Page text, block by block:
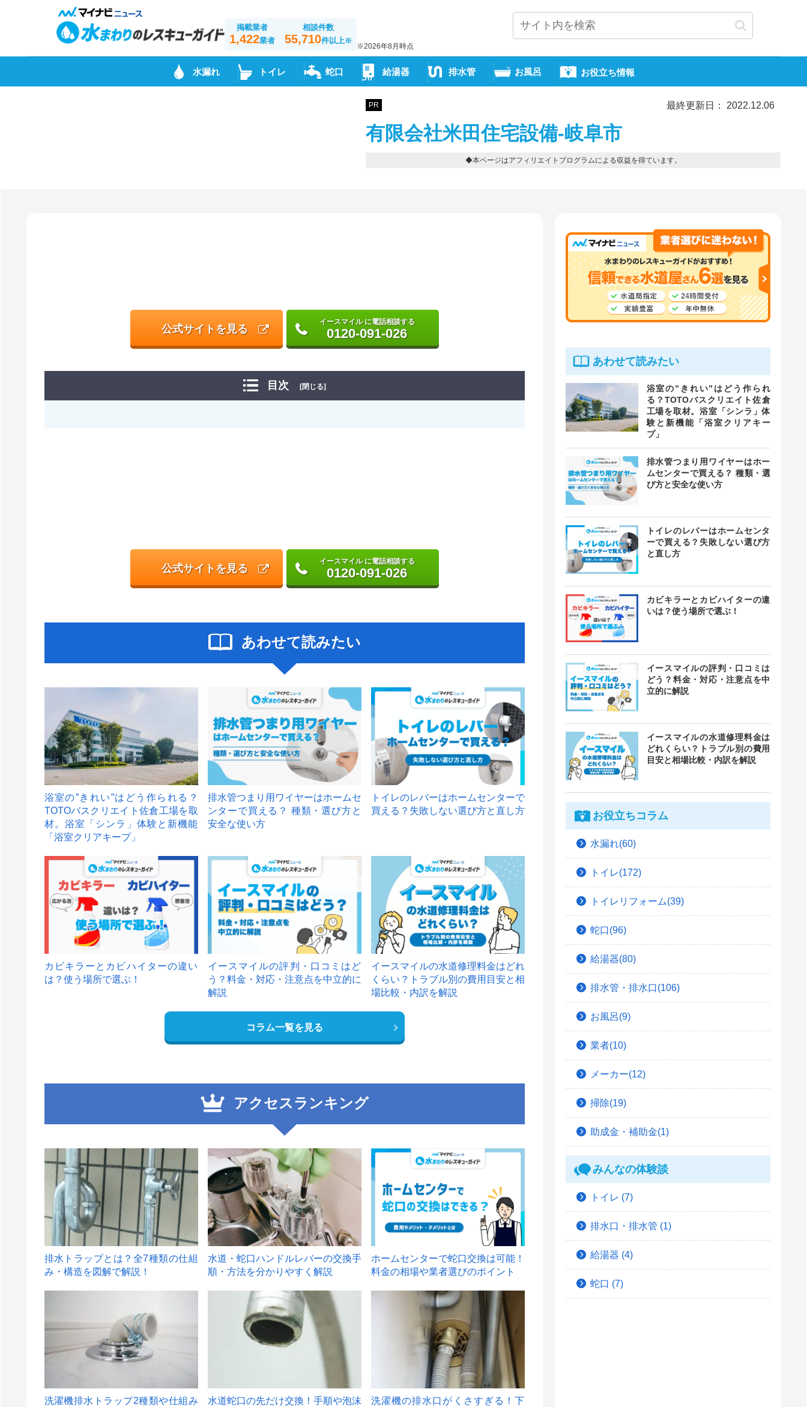
掲載業者
1,422業者
相談件数
55,710件以上※
※2026年8月時点
水漏れ トイレ 蛇口 給湯器 排水管 お風呂 お役立ち情報
PR 最終更新日： 2022.12.06
有限会社米田住宅設備-岐阜市
◆本ページはアフィリエイトプログラムによる収益を得ています。
公式サイトを見る
イースマイル に電話相談する
0120-091-026
目次 [閉じる]
公式サイトを見る
イースマイル に電話相談する
0120-091-026
あわせて読みたい
浴室の”きれい”はどう作られる？
TOTOバスクリエイト佐倉工場を取
材。浴室「シンラ」体験と新機能
「浴室クリアキープ」
排水管つまり用ワイヤーはホームセ
ンターで買える？ 種類・選び方と
安全な使い方
トイレのレバーはホームセンターで
買える？失敗しない選び方と直し方
カビキラーとカビハイターの違い
は？使う場所で選ぶ！
イースマイルの評判・口コミはど
う？料金・対応・注意点を中立的に
解説
イースマイルの水道修理料金はどれ
くらい？トラブル別の費用目安と相
場比較・内訳を解説
コラム一覧を見る
アクセスランキング
1
排水トラップとは？全7種類の仕組
み・構造を図解で解説！
2
水道・蛇口ハンドルレバーの交換手
順・方法を分かりやすく解説
ホームセンターで蛇口交換は可能！
料金の相場や業者選びのポイント
洗濯機排水トラップ2種類や仕組み
水道蛇口の先だけ交換！手順や泡沫
洗濯機の排水口がくさすぎる！下
あわせて読みたい
浴室の”きれい”はどう作られ
る？TOTOバスクリエイト佐倉
工場を取材。浴室「シンラ」体
験と新機能「浴室クリアキー
プ」
排水管つまり用ワイヤーはホー
ムセンターで買える？ 種類・選
び方と安全な使い方
トイレのレバーはホームセンタ
ーで買える？失敗しない選び方
と直し方
カビキラーとカビハイターの違
いは？使う場所で選ぶ！
イースマイルの評判・口コミは
どう？料金・対応・注意点を中
立的に解説
イースマイルの水道修理料金は
どれくらい？トラブル別の費用
目安と相場比較・内訳を解説
お役立ちコラム
水漏れ(60)
トイレ(172)
トイレリフォーム(39)
蛇口(96)
給湯器(80)
排水管・排水口(106)
お風呂(9)
業者(10)
メーカー(12)
掃除(19)
助成金・補助金(1)
みんなの体験談
トイレ (7)
排水口・排水管 (1)
給湯器 (4)
蛇口 (7)